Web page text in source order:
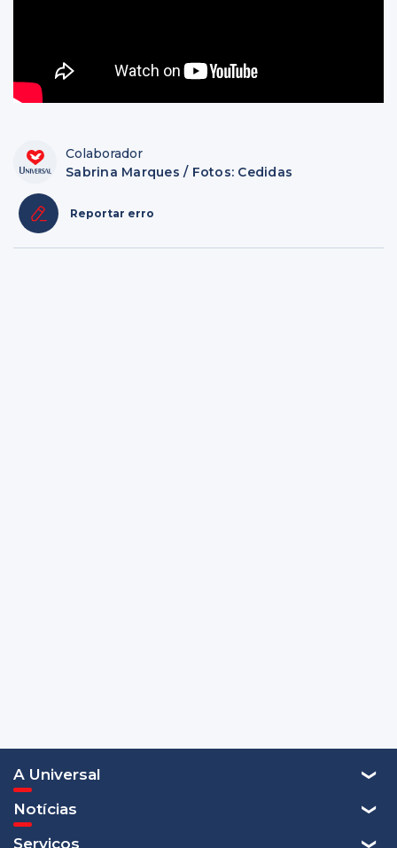
Colaborador
Sabrina Marques / Fotos: Cedidas
Reportar erro
A Universal
Notícias
Serviços